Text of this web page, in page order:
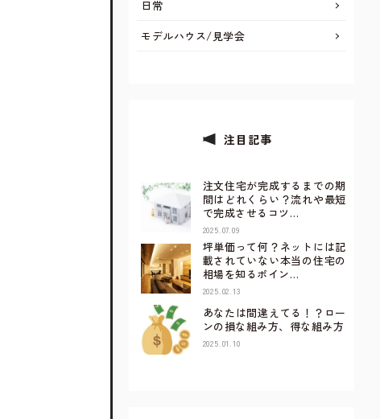
日常
モデルハウス/見学会
注目記事
注文住宅が完成するまでの期
間はどれくらい？流れや最短
で完成させるコツ…
2025.07.09
坪単価って何？ネットには記
載されていない本当の住宅の
相場を知るポイン…
2025.02.13
あなたは間違えてる！？ロー
ンの損な組み方、得な組み方
2025.01.10